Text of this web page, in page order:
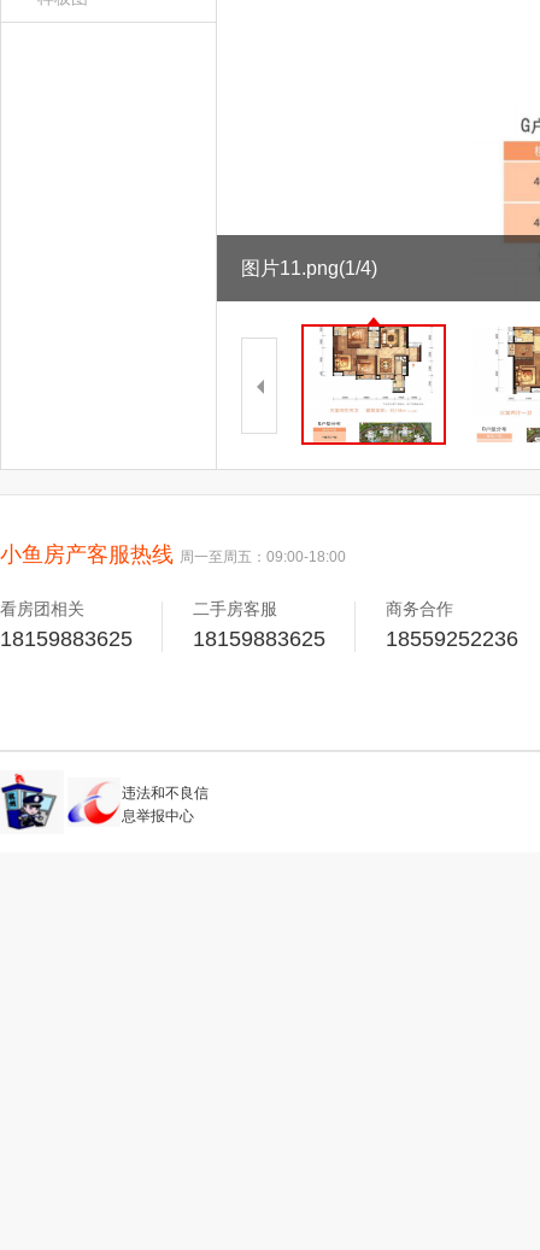
图片11.png(1/4)
小鱼房产客服热线 周一至周五：09:00-18:00
看房团相关
18159883625
二手房客服
18159883625
商务合作
18559252236
违法和不良信
息举报中心